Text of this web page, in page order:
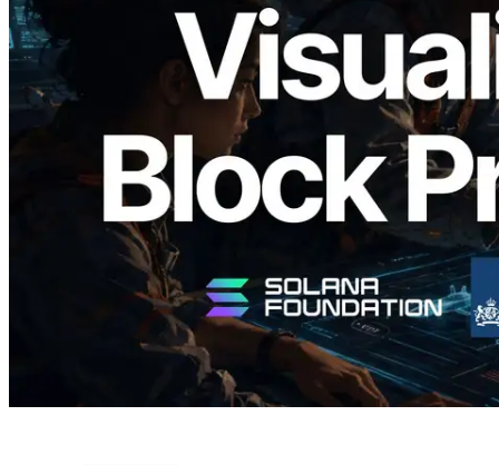
Validators Solutions, Solana Block
Analyzer'ı Yayınladı — Slot Başına Blok
Üretim Süresi ve Görevli Doğrulayıcı
Görselleştirmesi
Bu makaleyi oku
Daha fazla yükle